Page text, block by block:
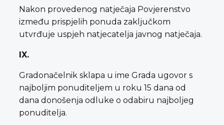
Nakon provedenog natječaja Povjerenstvo
između prispjelih ponuda zaključkom
utvrđuje uspjeh natjecatelja javnog natječaja.
IX.
Gradonačelnik sklapa u ime Grada ugovor s
najboljim ponuditeljem u roku 15 dana od
dana donošenja odluke o odabiru najboljeg
ponuditelja.